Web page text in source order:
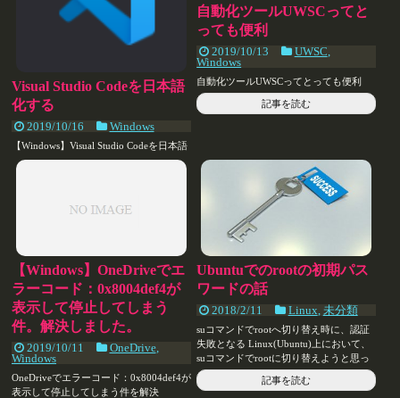
Visual Studio Codeを日本語
化する
2019/10/16 Windows
【Windows】Visual Studio Codeを日本語
化する
自動化ツールUWSCってと
っても便利
2019/10/13 UWSC
Windows
自動化ツールUWSCってとっても便利
記事を読む
【Windows】OneDriveでエ
ラーコード：0x8004def4が
表示して停止してしまう
件。解決しました。
2019/10/11 OneDrive,
Windows
OneDriveでエラーコード：0x8004def4が
表示して停止してしまう件を解決
Ubuntuでのrootの初期パス
ワードの話
2018/2/11 Linux 未分類
suコマンドでrootへ切り替え時に、認証
失敗となる Linux(Ubuntu)上において、
suコマンドでrootに切り替えようと思っ
たの...
記事を読む